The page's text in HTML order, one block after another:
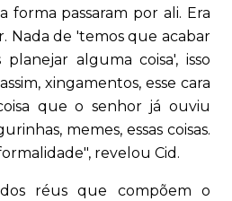
forma passaram por ali. Era
Nada de 'temos que acabar
alguma coisa', isso
xingamentos, esse cara
que o senhor já ouviu
memes, essas coisas.
revelou Cid.
réus que compõem o